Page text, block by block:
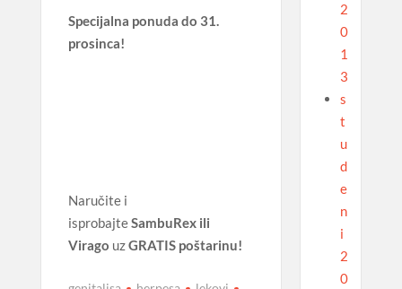
Specijalna ponuda do 31.
prosinca!
Naručite i
isprobajteSambuRex ili
Virago uzGRATIS poštarinu!
2
0
1
3
s
t
u
d
e
n
i
2
0